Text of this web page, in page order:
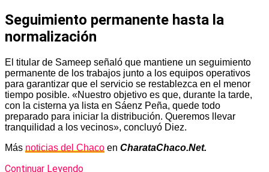
Seguimiento permanente hasta la
normalización
El titular de Sameep señaló que mantiene un seguimiento
permanente de los trabajos junto a los equipos operativos
para garantizar que el servicio se restablezca en el menor
tiempo posible. «Nuestro objetivo es que, durante la tarde,
con la cisterna ya lista en Sáenz Peña, quede todo
preparado para iniciar la distribución. Queremos llevar
tranquilidad a los vecinos», concluyó Diez.
Más noticias del Chaco en CharataChaco.Net.
Continuar Leyendo